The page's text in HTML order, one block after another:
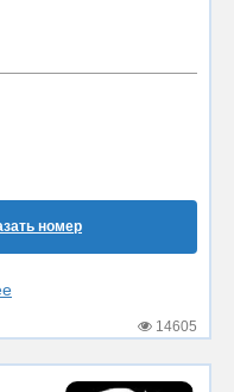
номер
14605